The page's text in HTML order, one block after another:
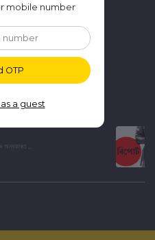
mobile number
OTP
a guest